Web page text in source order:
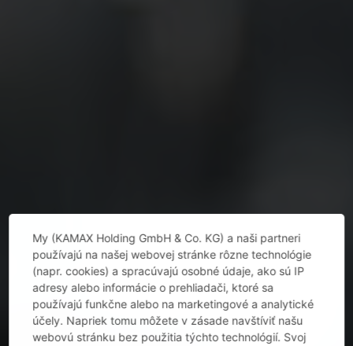
My (KAMAX Holding GmbH & Co. KG) a naši partneri
používajú na našej webovej stránke rôzne technológie
(napr. cookies) a spracúvajú osobné údaje, ako sú IP
adresy alebo informácie o prehliadači, ktoré sa
používajú funkčne alebo na marketingové a analytické
účely. Napriek tomu môžete v zásade navštíviť našu
webovú stránku bez použitia týchto technológií. Svoj